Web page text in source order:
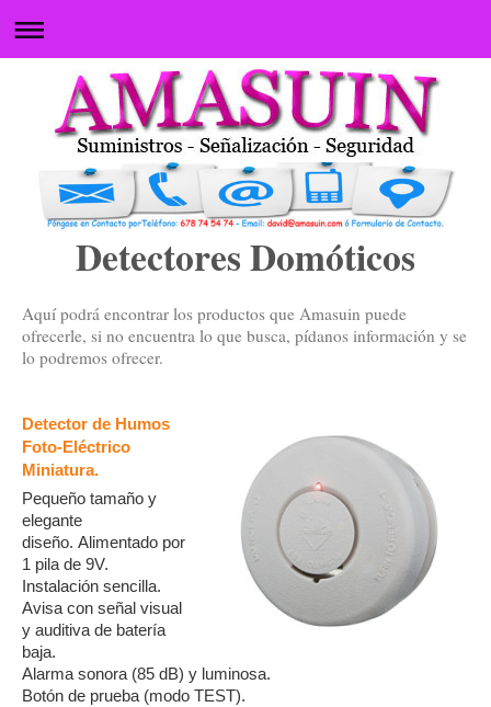
Detectores Domóticos
Aquí podrá encontrar los productos que Amasuin puede
ofrecerle, si no encuentra lo que busca, pídanos información y se
lo podremos ofrecer.
Detector de Humos
Foto-Eléctrico
Miniatura.
Pequeño tamaño y
elegante
diseño. Alimentado por
1 pila de 9V.
Instalación sencilla.
Avisa con señal visual
y auditiva de batería
baja.
Alarma sonora (85 dB) y luminosa.
Botón de prueba (modo TEST).